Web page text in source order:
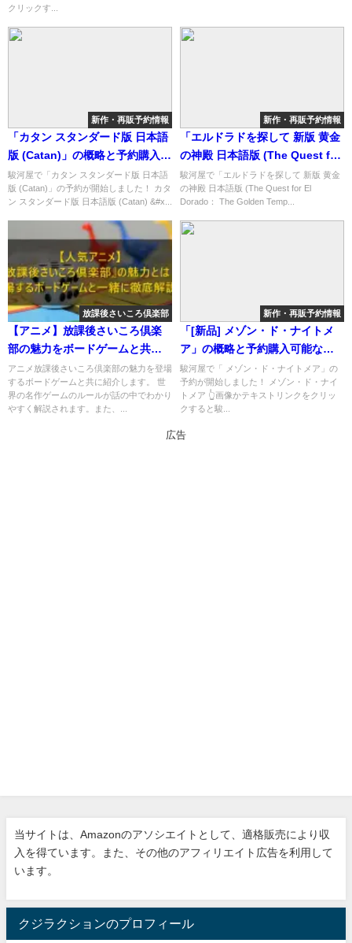
クリックす...
新作・再販予約情報
「カタン スタンダード版 日本語
版 (Catan)」の概略と予約購入可
能なショップ紹介！
駿河屋で「カタン スタンダード版 日本語
版 (Catan)」の予約が開始しました！ カタ
ン スタンダード版 日本語版 (Catan) &#x...
新作・再販予約情報
「エルドラドを探して 新版 黄金
の神殿 日本語版 (The Quest for
El Dorado： The Golden
Temples)」の概略と予約購入可
駿河屋で「エルドラドを探して 新版 黄金
の神殿 日本語版 (The Quest for El
Dorado： The Golden Temp...
放課後さいころ倶楽部
【アニメ】放課後さいころ倶楽
部の魅力をボードゲームと共に
紹介
アニメ放課後さいころ倶楽部の魅力を登場
するボードゲームと共に紹介します。 世
界の名作ゲームのルールが話の中でわかり
やすく解説されます。また、...
新作・再販予約情報
「[新品] メゾン・ド・ナイトメ
ア」の概略と予約購入可能なシ
ョップ紹介！
駿河屋で「 メゾン・ド・ナイトメア」の
予約が開始しました！ メゾン・ド・ナイ
トメア 👆画像かテキストリンクをクリッ
クすると駿...
広告
当サイトは、Amazonのアソシエイトとして、適格販売により収
入を得ています。また、その他のアフィリエイト広告を利用して
います。
クジラクションのプロフィール